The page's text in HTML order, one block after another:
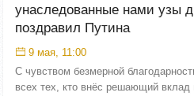
унаследованные нами узы
поздравил Путина
9 мая, 11:00
С чувством безмерной
всех тех, кто внёс решающий